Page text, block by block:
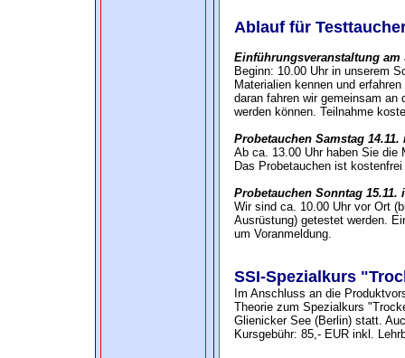
Ablauf für
Einführungsveranstaltung am
Beginn: 10.00 Uhr in unserem
Materialien kennen und
daran fahren wir gemeinsam an
werden können. Teilnahme
Probetauchen Samstag
Ab ca. 13.00 Uhr haben Sie die
Das Probetauchen ist
Probetauchen Sonntag
Wir sind ca. 10.00 Uhr vor Ort
Ausrüstung) getestet werden.
um Voranmeldung.
SSI-Spezialkurs
Im Anschluss an die
Theorie zum Spezialkurs
Glienicker See (Berlin) statt.
Kursgebühr: 85,- EUR inkl.